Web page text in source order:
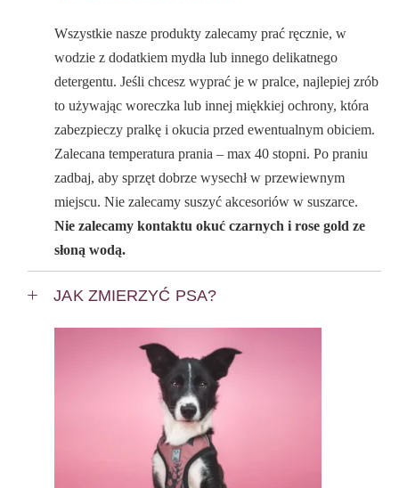
Wszystkie nasze produkty zalecamy prać ręcznie, w
wodzie z dodatkiem mydła lub innego delikatnego
detergentu. Jeśli chcesz wyprać je w pralce, najlepiej zrób
to używając woreczka lub innej miękkiej ochrony, która
zabezpieczy pralkę i okucia przed ewentualnym obiciem.
Zalecana temperatura prania – max 40 stopni. Po praniu
zadbaj, aby sprzęt dobrze wysechł w przewiewnym
miejscu. Nie zalecamy suszyć akcesoriów w suszarce.
Nie zalecamy kontaktu okuć czarnych i rose gold ze
słoną wodą.
JAK ZMIERZYĆ PSA?